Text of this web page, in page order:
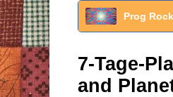
Prog
7-Tage-
and